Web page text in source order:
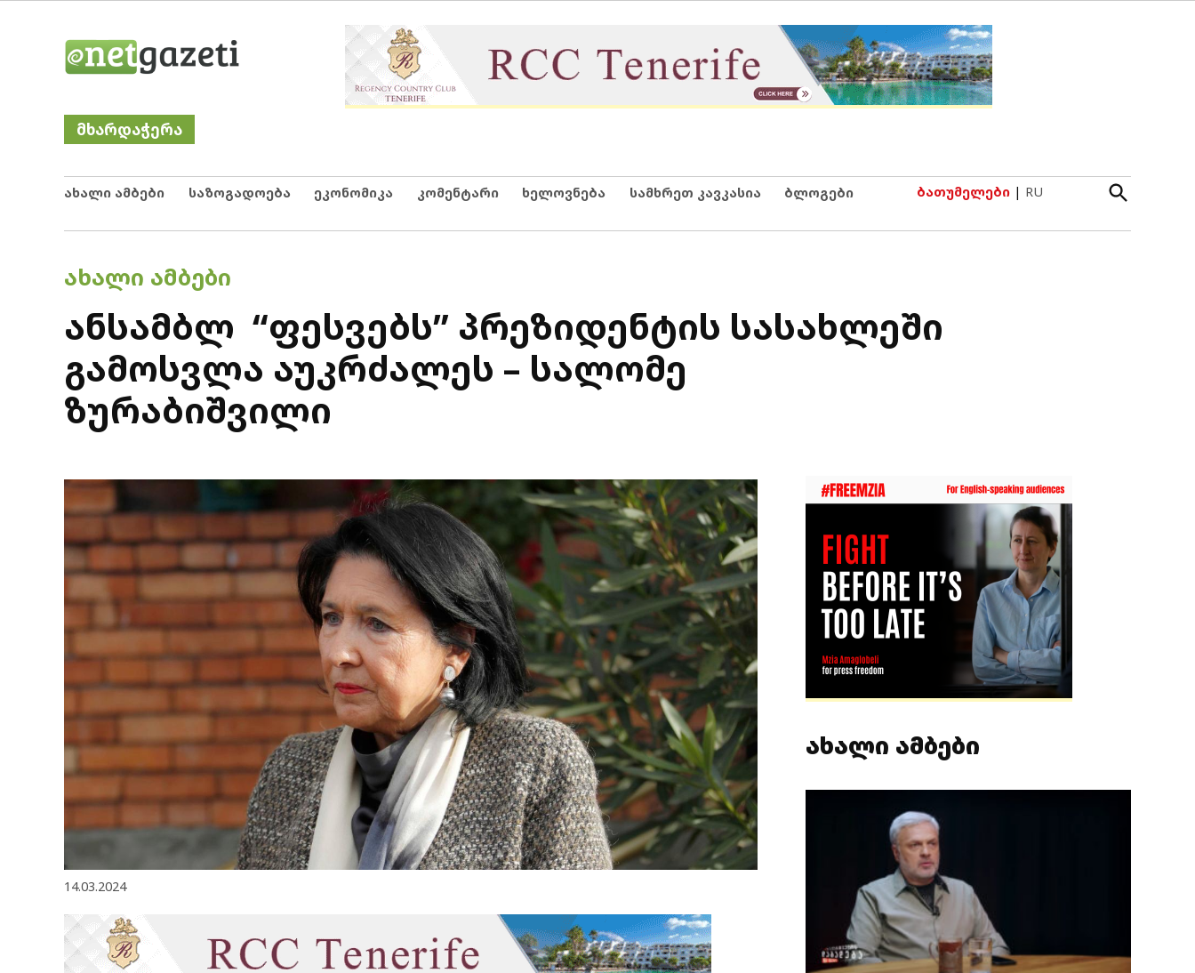
Netgazeti
მხარდაჭერა
ახალი ამბები საზოგადოება ეკონომიკა კომენტარი ხელოვნება სამხრეთ კავკასია ბლოგები ბათუმელები | RU
Open
Search
POSTED
ᲐᲮᲐᲚᲘ ᲐᲛᲑᲔᲑᲘ
ანსამბლ “ფესვებს” პრეზიდენტის სასახლეში
გამოსვლა აუკრძალეს – სალომე
ზურაბიშვილი
14.03.2024
ახალი ამბები